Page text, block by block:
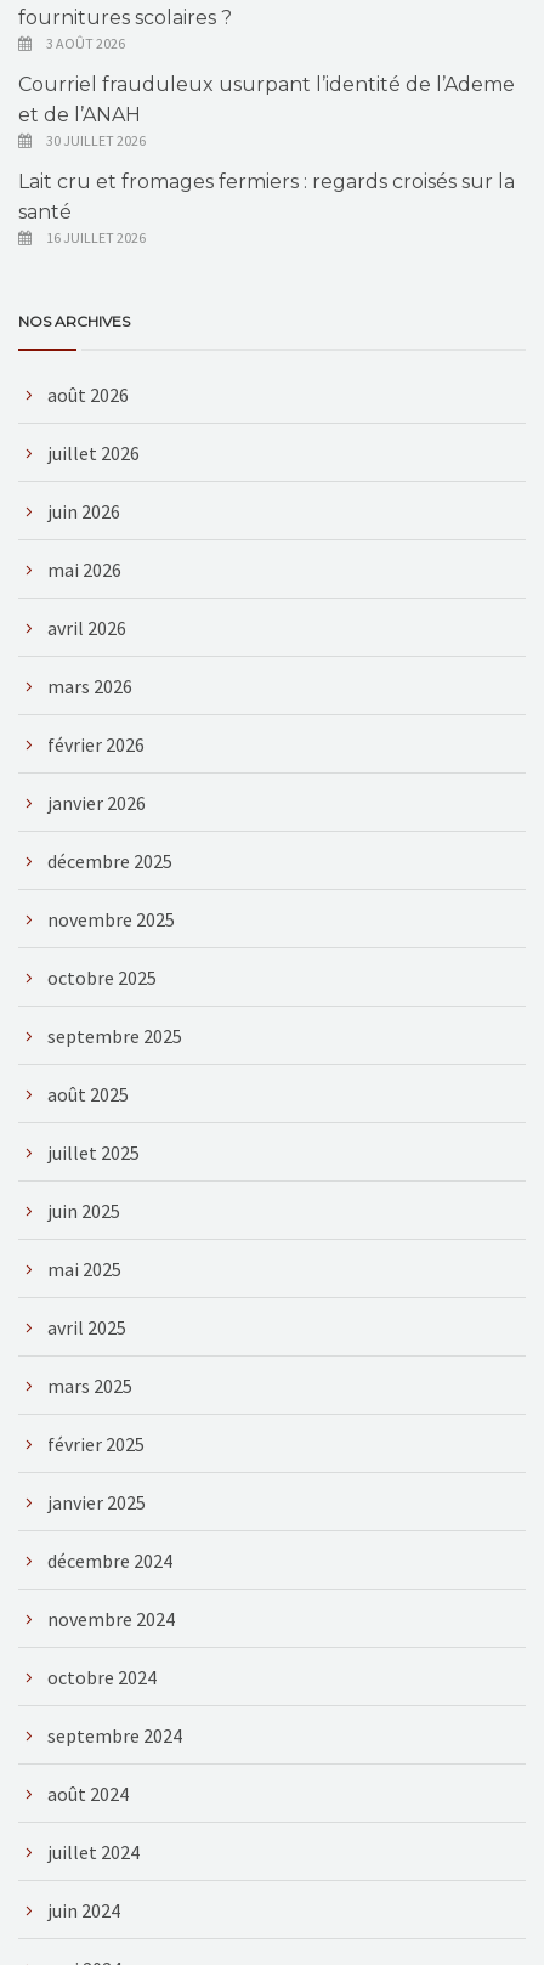
fournitures scolaires ?
3 AOÛT 2026
Courriel frauduleux usurpant l’identité de l’Ademe
et de l’ANAH
30 JUILLET 2026
Lait cru et fromages fermiers : regards croisés sur la
santé
16 JUILLET 2026
NOS ARCHIVES
août 2026
juillet 2026
juin 2026
mai 2026
avril 2026
mars 2026
février 2026
janvier 2026
décembre 2025
novembre 2025
octobre 2025
septembre 2025
août 2025
juillet 2025
juin 2025
mai 2025
avril 2025
mars 2025
février 2025
janvier 2025
décembre 2024
novembre 2024
octobre 2024
septembre 2024
août 2024
juillet 2024
juin 2024